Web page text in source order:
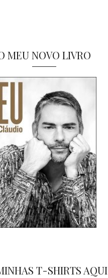
MEU NOVO LIVRO
T-SHIRTS AQUI